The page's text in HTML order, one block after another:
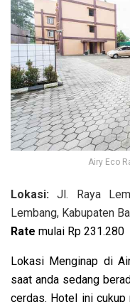
Airy Eco
Lokasi:Jl. Raya
Lembang, Kabupaten
Rate mulai Rp 231.280
Lokasi Menginap di
saat anda sedang
cerdas. Hotel ini cukup